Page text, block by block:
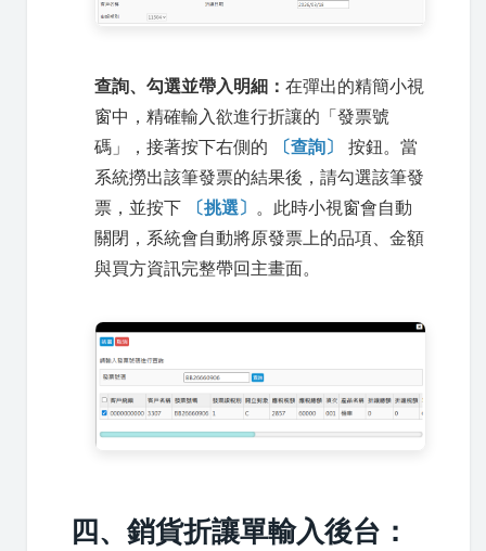
查詢、勾選並帶入明細： 在彈出的精簡小視
窗中，精確輸入欲進行折讓的「發票號
碼」，接著按下右側的
〔查詢〕
按鈕。當
系統撈出該筆發票的結果後，請勾選該筆發
票，並按下
〔挑選〕 。此時小視窗會自動
關閉，系統會自動將原發票上的品項、金額
與買方資訊完整帶回主畫面。
四、銷貨折讓單輸入後台：